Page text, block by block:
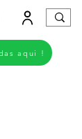
aqui !